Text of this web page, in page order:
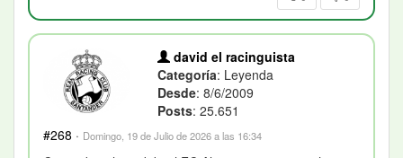
david el racinguista
Categoría: Leyenda
Desde: 8/6/2009
Posts: 25.651
#268 · Domingo, 19 de Julio de 2026 a las 16:34